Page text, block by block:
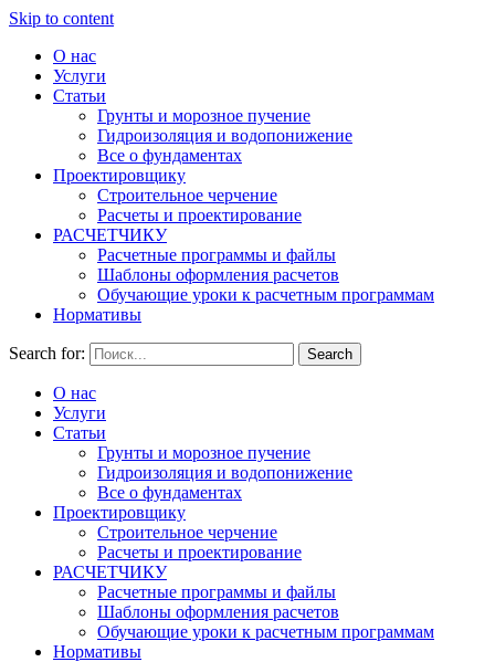
Skip to content
SGround.ru
Сайт о фундаментах, их основаниях и морозном пучении
грунтов
О нас
Услуги
Статьи
Грунты и морозное пучение
Гидроизоляция и водопонижение
Все о фундаментах
Проектировщику
Строительное черчение
Расчеты и проектирование
РАСЧЕТЧИКУ
Расчетные программы и файлы
Шаблоны оформления расчетов
Обучающие уроки к расчетным программам
Нормативы
Search for: Search
О нас
Услуги
Статьи
Грунты и морозное пучение
Гидроизоляция и водопонижение
Все о фундаментах
Проектировщику
Строительное черчение
Расчеты и проектирование
РАСЧЕТЧИКУ
Расчетные программы и файлы
Шаблоны оформления расчетов
Обучающие уроки к расчетным программам
Нормативы